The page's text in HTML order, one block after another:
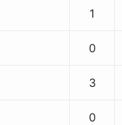
1
0
3
0